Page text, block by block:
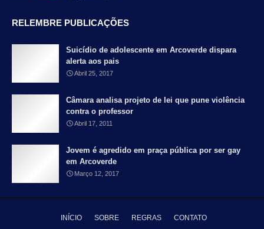
RELEMBRE PUBLICAÇÕES
Suicídio de adolescente em Arcoverde dispara
alerta aos pais
Abril 25, 2017
Câmara analisa projeto de lei que pune violência
contra o professor
Abril 17, 2011
Jovem é agredido em praça pública por ser gay
em Arcoverde
Março 12, 2017
INÍCIO SOBRE REGRAS CONTATO